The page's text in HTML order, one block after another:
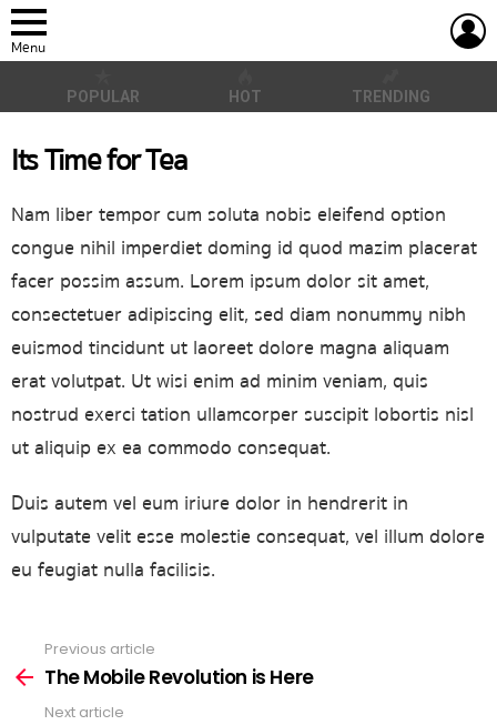
Menu
POPULAR HOT TRENDING
Its Time for Tea
Nam liber tempor cum soluta nobis eleifend option
congue nihil imperdiet doming id quod mazim placerat
facer possim assum. Lorem ipsum dolor sit amet,
consectetuer adipiscing elit, sed diam nonummy nibh
euismod tincidunt ut laoreet dolore magna aliquam
erat volutpat. Ut wisi enim ad minim veniam, quis
nostrud exerci tation ullamcorper suscipit lobortis nisl
ut aliquip ex ea commodo consequat.
Duis autem vel eum iriure dolor in hendrerit in
vulputate velit esse molestie consequat, vel illum dolore
eu feugiat nulla facilisis.
more
Previous article
The Mobile Revolution is Here
Next article